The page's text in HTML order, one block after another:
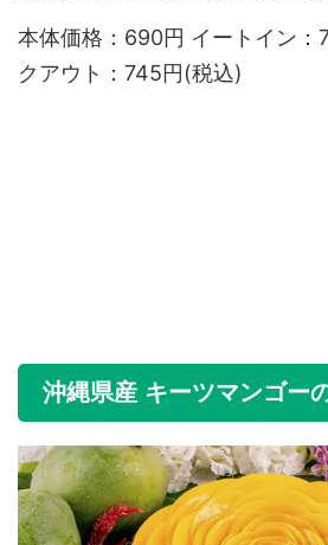
本体価格：690円 イートイン：
クアウト：745円(税込)
沖縄県産 キーツマンゴー